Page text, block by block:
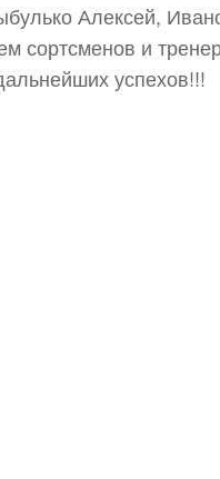
Алексей,
сортсменов и
успехов!!!